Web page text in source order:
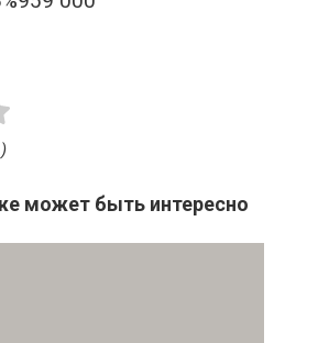
может быть интересно